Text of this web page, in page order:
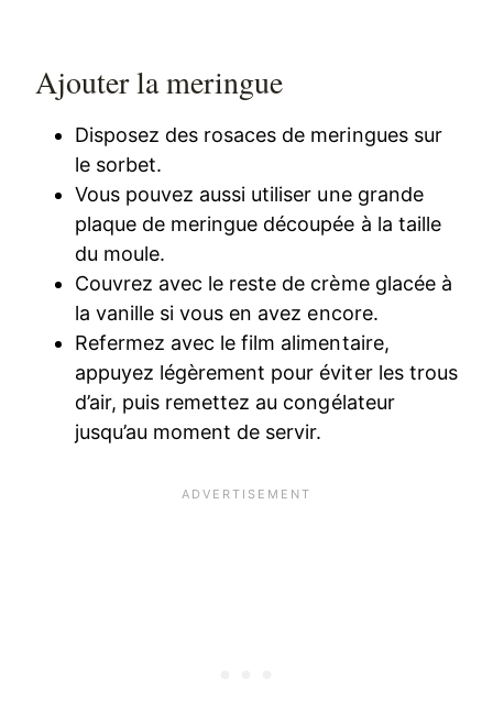
Ajouter la meringue
Disposez des rosaces de meringues sur
le sorbet.
Vous pouvez aussi utiliser une grande
plaque de meringue découpée à la taille
du moule.
Couvrez avec le reste de crème glacée à
la vanille si vous en avez encore.
Refermez avec le film alimentaire,
appuyez légèrement pour éviter les trous
d’air, puis remettez au congélateur
jusqu’au moment de servir.